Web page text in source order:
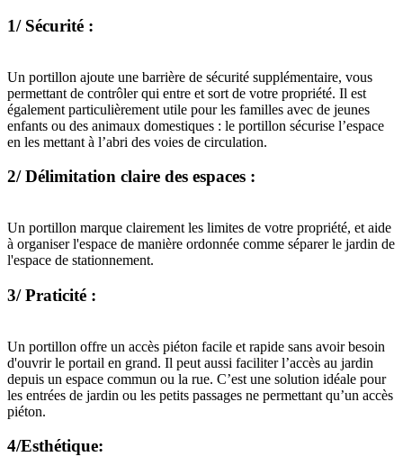
1/ Sécurité :
Un portillon ajoute une barrière de sécurité supplémentaire, vous
permettant de contrôler qui entre et sort de votre propriété. Il est
également particulièrement utile pour les familles avec de jeunes
enfants ou des animaux domestiques : le portillon sécurise l’espace
en les mettant à l’abri des voies de circulation.
2/ Délimitation claire des espaces :
Un portillon marque clairement les limites de votre propriété, et aide
à organiser l'espace de manière ordonnée comme séparer le jardin de
l'espace de stationnement.
3/ Praticité :
Un portillon offre un accès piéton facile et rapide sans avoir besoin
d'ouvrir le portail en grand. Il peut aussi faciliter l’accès au jardin
depuis un espace commun ou la rue. C’est une solution idéale pour
les entrées de jardin ou les petits passages ne permettant qu’un accès
piéton.
4/Esthétique: